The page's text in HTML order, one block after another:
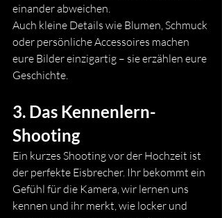
einander abweichen.
Auch kleine Details wie Blumen, Schmuck
oder persönliche Accessoires machen
eure Bilder einzigartig – sie erzählen eure
Geschichte.
3. Das Kennenlern-
Shooting
Ein kurzes Shooting vor der Hochzeit ist
der perfekte Eisbrecher. Ihr bekommt ein
Gefühl für die Kamera, wir lernen uns
kennen und ihr merkt, wie locker und